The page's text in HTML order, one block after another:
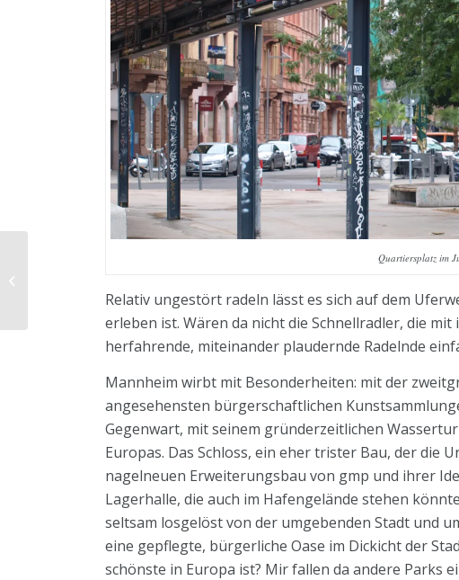
Quartiersplatz im
Relativ ungestört radeln lässt es sich auf dem
erleben ist. Wären da nicht die Schnellradler, die
herfahrende, miteinander plaudernde Radelnde
Mannheim wirbt mit Besonderheiten: mit der
angesehensten bürgerschaftlichen
Gegenwart, mit seinem gründerzeitlichen
Europas. Das Schloss, ein eher trister Bau, der die
nagelneuen Erweiterungsbau von gmp und ihrer
Lagerhalle, die auch im Hafengelände stehen
seltsam losgelöst von der umgebenden Stadt und
eine gepflegte, bürgerliche Oase im Dickicht der
schönste in Europa ist? Mir fallen da andere Parks
Brunnen mehr– über
Brunnen, Stadt und...